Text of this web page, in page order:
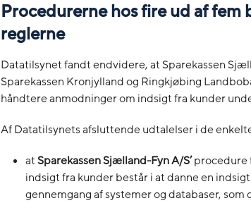
Procedurerne hos fire ud af fem
reglerne
Datatilsynet fandt endvidere, at Sparekassen
Sparekassen Kronjylland og Ringkjøbing
håndtere anmodninger om indsigt fra kunder
Af Datatilsynets afsluttende udtalelser i de
atSparekassen Sjælland-Fyn A/S’procedure
indsigt fra kunder består i at danne en
gennemgang af systemer og databaser,